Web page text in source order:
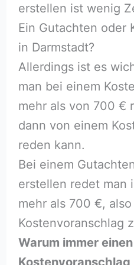
erstellen ist wenig
Ein Gutachten oder
in Darmstadt?
Allerdings ist es
man bei einem
mehr als von 700 €
dann von einem
reden kann.
Bei einem
erstellen redet man
mehr als 700 €,
Kostenvoranschlag
Warum immer einen